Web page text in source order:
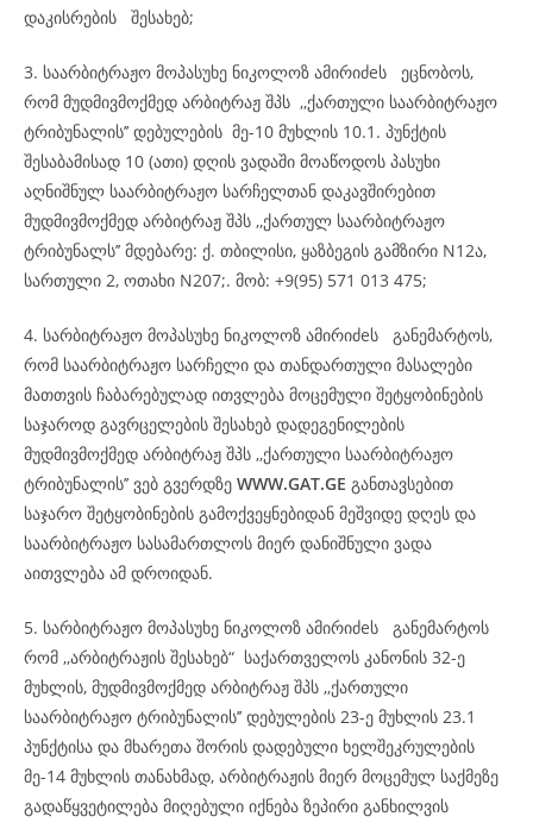
დაკისრების შესახებ;
3. საარბიტრაჟო მოპასუხე ნიკოლოზ ამირიძeს ეცნობოს,
რომ მუდმივმოქმედ არბიტრაჟ შპს ,,ქართული საარბიტრაჟო
ტრიბუნალის’’ დებულების მე-10 მუხლის 10.1. პუნქტის
შესაბამისად 10 (ათი) დღის ვადაში მოაწოდოს პასუხი
აღნიშნულ საარბიტრაჟო სარჩელთან დაკავშირებით
მუდმივმოქმედ არბიტრაჟ შპს ,,ქართულ საარბიტრაჟო
ტრიბუნალს’’ მდებარე: ქ. თბილისი, ყაზბეგის გამზირი N12ა,
სართული 2, ოთახი N207;. მობ: +9(95) 571 013 475;
4. სარბიტრაჟო მოპასუხე ნიკოლოზ ამირიძeს განემარტოს,
რომ საარბიტრაჟო სარჩელი და თანდართული მასალები
მათთვის ჩაბარებულად ითვლება მოცემული შეტყობინების
საჯაროდ გავრცელების შესახებ დადეგენილების
მუდმივმოქმედ არბიტრაჟ შპს ,,ქართული საარბიტრაჟო
ტრიბუნალის’’ ვებ გვერდზე WWW.GAT.GE განთავსებით
საჯარო შეტყობინების გამოქვეყნებიდან მეშვიდე დღეს და
საარბიტრაჟო სასამართლოს მიერ დანიშნული ვადა
აითვლება ამ დროიდან.
5. სარბიტრაჟო მოპასუხე ნიკოლოზ ამირიძeს განემარტოს
რომ ,,არბიტრაჟის შესახებ“ საქართველოს კანონის 32-ე
მუხლის, მუდმივმოქმედ არბიტრაჟ შპს ,,ქართული
საარბიტრაჟო ტრიბუნალის’’ დებულების 23-ე მუხლის 23.1
პუნქტისა და მხარეთა შორის დადებული ხელშეკრულების
მე-14 მუხლის თანახმად, არბიტრაჟის მიერ მოცემულ საქმეზე
გადაწყვეტილება მიღებული იქნება ზეპირი განხილვის